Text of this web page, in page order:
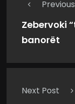
Zebervoki
banorët
Next Post